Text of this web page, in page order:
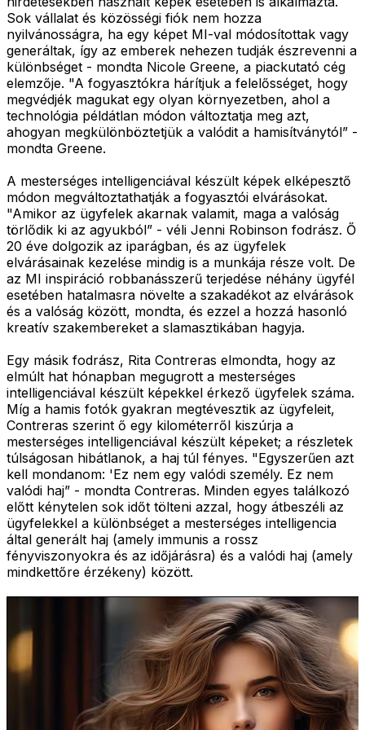
Sok vállalat és közösségi fiók nem hozza
nyilvánosságra, ha egy képet MI-val módosítottak vagy
generáltak, így az emberek nehezen tudják észrevenni a
különbséget - mondta Nicole Greene, a piackutató cég
elemzője. "A fogyasztókra hárítjuk a felelősséget, hogy
megvédjék magukat egy olyan környezetben, ahol a
technológia példátlan módon változtatja meg azt,
ahogyan megkülönböztetjük a valódit a hamisítványtól” -
mondta Greene.
A mesterséges intelligenciával készült képek elképesztő
módon megváltoztathatják a fogyasztói elvárásokat.
"Amikor az ügyfelek akarnak valamit, maga a valóság
törlődik ki az agyukból” - véli Jenni Robinson fodrász. Ő
20 éve dolgozik az iparágban, és az ügyfelek
elvárásainak kezelése mindig is a munkája része volt. De
az MI inspiráció robbanásszerű terjedése néhány ügyfél
esetében hatalmasra növelte a szakadékot az elvárások
és a valóság között, mondta, és ezzel a hozzá hasonló
kreatív szakembereket a slamasztikában hagyja.
Egy másik fodrász, Rita Contreras elmondta, hogy az
elmúlt hat hónapban megugrott a mesterséges
intelligenciával készült képekkel érkező ügyfelek száma.
Míg a hamis fotók gyakran megtévesztik az ügyfeleit,
Contreras szerint ő egy kilométerről kiszúrja a
mesterséges intelligenciával készült képeket; a részletek
túlságosan hibátlanok, a haj túl fényes. "Egyszerűen azt
kell mondanom: 'Ez nem egy valódi személy. Ez nem
valódi haj” - mondta Contreras. Minden egyes találkozó
előtt kénytelen sok időt tölteni azzal, hogy átbeszéli az
ügyfelekkel a különbséget a mesterséges intelligencia
által generált haj (amely immunis a rossz
fényviszonyokra és az időjárásra) és a valódi haj (amely
mindkettőre érzékeny) között.